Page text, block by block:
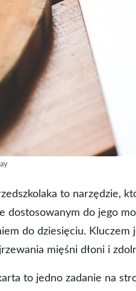
to narzędzie,
dostosowanym do jego
do dziesięciu.
mięśni dłoni i
to jedno zadanie na